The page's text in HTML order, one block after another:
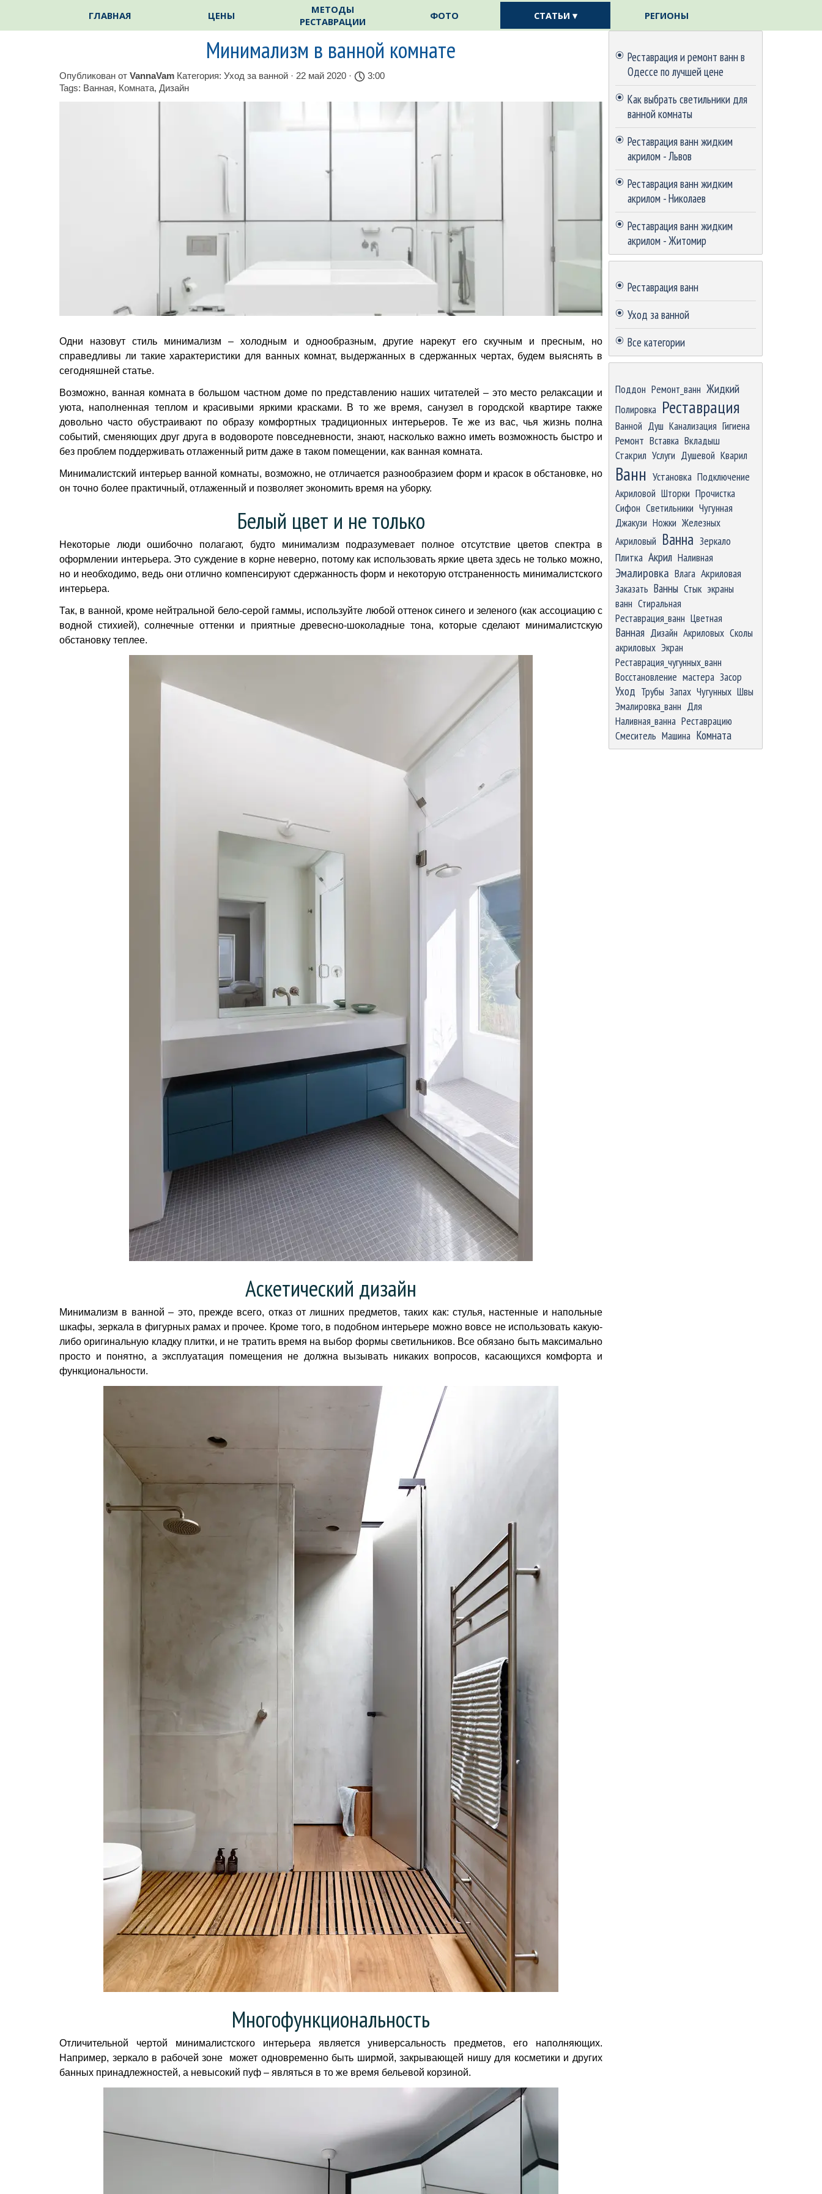
ГЛАВНАЯ ЦЕНЫ
МЕТОДЫ
РЕСТАВРАЦИИ
ФОТО СТАТЬИ ▾ ▼
РЕГИОНЫ
Минимализм в ванной комнате
Опубликован от VannaVam Категория: Уход за ванной · 22 май 2020 ·
3:00
Tags: Ванная, Комната, Дизайн
Одни назовут стиль минимализм – холодным и однообразным, другие нарекут его скучным и пресным, но
справедливы ли такие характеристики для ванных комнат, выдержанных в сдержанных чертах, будем выяснять в
сегодняшней статье.
Возможно, ванная комната в большом частном доме по представлению наших читателей – это место релаксации и
уюта, наполненная теплом и красивыми яркими красками. В то же время, санузел в городской квартире также
довольно часто обустраивают по образу комфортных традиционных интерьеров. Те же из вас, чья жизнь полна
событий, сменяющих друг друга в водовороте повседневности, знают, насколько важно иметь возможность быстро и
без проблем поддерживать отлаженный ритм даже в таком помещении, как ванная комната.
Минималистский интерьер ванной комнаты, возможно, не отличается разнообразием форм и красок в обстановке, но
он точно более практичный, отлаженный и позволяет экономить время на уборку.
Белый цвет и не только
Некоторые люди ошибочно полагают, будто минимализм подразумевает полное отсутствие цветов спектра в
оформлении интерьера. Это суждение в корне неверно, потому как использовать яркие цвета здесь не только можно,
но и необходимо, ведь они отлично компенсируют сдержанность форм и некоторую отстраненность минималистского
интерьера.
Так, в ванной, кроме нейтральной бело-серой гаммы, используйте любой оттенок синего и зеленого (как ассоциацию с
водной стихией), солнечные оттенки и приятные древесно-шоколадные тона, которые сделают минималистскую
обстановку теплее.
Аскетический дизайн
Минимализм в ванной – это, прежде всего, отказ от лишних предметов, таких как: стулья, настенные и напольные
шкафы, зеркала в фигурных рамах и прочее. Кроме того, в подобном интерьере можно вовсе не использовать какую-
либо оригинальную кладку плитки, и не тратить время на выбор формы светильников. Все обязано быть максимально
просто и понятно, а эксплуатация помещения не должна вызывать никаких вопросов, касающихся комфорта и
функциональности.
Многофункциональность
Отличительной чертой минималистского интерьера является универсальность предметов, его наполняющих.
Например, зеркало в рабочей зоне может одновременно быть ширмой, закрывающей нишу для косметики и других
банных принадлежностей, а невысокий пуф – являться в то же время бельевой корзиной.
Реставрация и ремонт ванн в
Одессе по лучшей цене
Как выбрать светильники для
ванной комнаты
Реставрация ванн жидким
акрилом - Львов
Реставрация ванн жидким
акрилом - Николаев
Реставрация ванн жидким
акрилом - Житомир
Реставрация ванн
Уход за ванной
Все категории
Поддон Ремонт_ванн Жидкий
Полировка Реставрация
Ванной Душ Канализация Гигиена
Ремонт Вставка Вкладыш
Стакрил Услуги Душевой Кварил
Ванн Установка Подключение
Акриловой Шторки Прочистка
Сифон Светильники Чугунная
Джакузи Ножки Железных
Акриловый Ванна Зеркало
Плитка Акрил Наливная
Эмалировка Влага Акриловая
Заказать Ванны Стык экраны
ванн Стиральная
Реставрация_ванн Цветная
Ванная Дизайн Акриловых Сколы
акриловых Экран
Реставрация_чугунных_ванн
Восстановление мастера Засор
Уход Трубы Запах Чугунных Швы
Эмалировка_ванн Для
Наливная_ванна Реставрацию
Смеситель Машина Комната